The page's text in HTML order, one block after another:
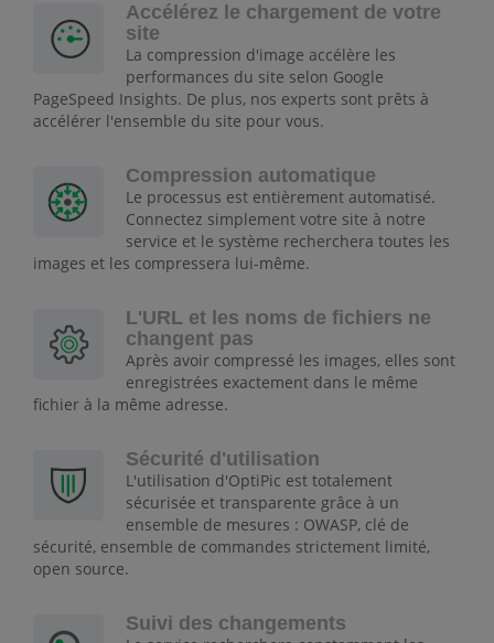
Accélérez le chargement de votre
site
La compression d'image accélère les
performances du site selon Google
PageSpeed Insights. De plus, nos experts sont prêts à
accélérer l'ensemble du site pour vous.
Compression automatique
Le processus est entièrement automatisé.
Connectez simplement votre site à notre
service et le système recherchera toutes les
images et les compressera lui-même.
L'URL et les noms de fichiers ne
changent pas
Après avoir compressé les images, elles sont
enregistrées exactement dans le même
fichier à la même adresse.
Sécurité d'utilisation
L'utilisation d'OptiPic est totalement
sécurisée et transparente grâce à un
ensemble de mesures : OWASP, clé de
sécurité, ensemble de commandes strictement limité,
open source.
Suivi des changements